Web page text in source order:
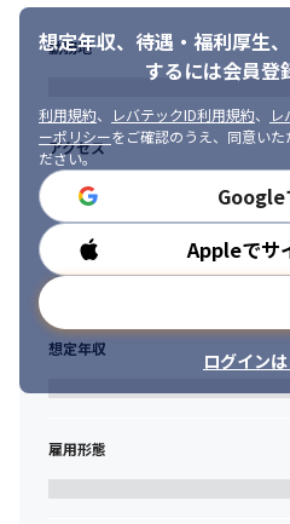
想定年収、待遇・福利厚生、
するには会員登
利用規約、 レバテックID利用規約、
ーポリシーをご確認のうえ、同意い
ださい。
Google
Appleでサ
ログイン
勤務地
アクセス
勤務時間
想定年収
雇用形態